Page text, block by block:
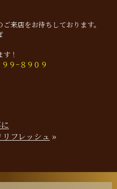
来店をお待ちしております。
！
９−８９０９
フレッシュ »